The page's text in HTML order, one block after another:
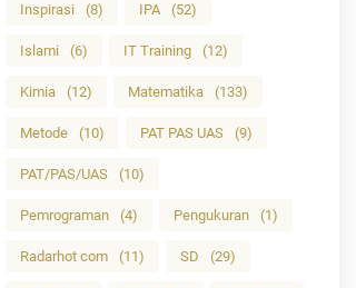
Inspirasi (8) IPA (52)
Islami (6) IT Training (12)
Kimia (12) Matematika (133)
Metode (10) PAT PAS UAS (9)
PAT/PAS/UAS (10)
Pemrograman (4) Pengukuran (1)
Radarhot com (11) SD (29)